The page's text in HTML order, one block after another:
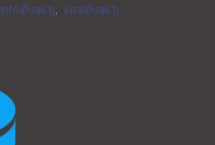
info@vak.tj, koa@vak.tj